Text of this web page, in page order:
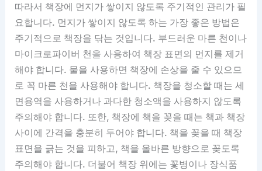
따라서 책장에 먼지가 쌓이지 않도록 주기적인 관리가 필
요합니다. 먼지가 쌓이지 않도록 하는 가장 좋은 방법은
주기적으로 책장을 닦는 것입니다. 부드러운 마른 천이나
마이크로파이버 천을 사용하여 책장 표면의 먼지를 제거
해야 합니다. 물을 사용하면 책장에 손상을 줄 수 있으므
로 꼭 마른 천을 사용해야 합니다. 책장을 청소할 때는 세
면용역을 사용하거나 과다한 청소액을 사용하지 않도록
주의해야 합니다. 또한, 책장에 책을 꽂을 때는 책과 책장
사이에 간격을 충분히 두어야 합니다. 책을 꽂을 때 책장
표면을 긁는 것을 피하고, 책을 올바른 방향으로 꽂도록
주의해야 합니다. 더불어 책장 위에는 꽃병이나 장식품